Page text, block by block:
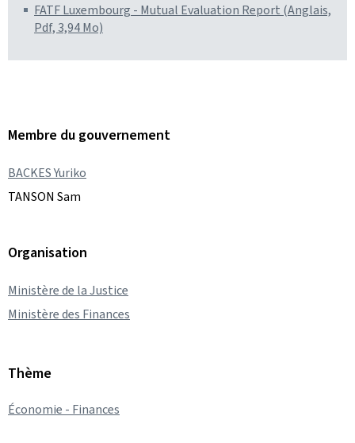
FATF Luxembourg - Mutual Evaluation Report (Anglais,
Pdf, 3,94 Mo)
Membre du gouvernement
BACKES Yuriko
TANSON Sam
Organisation
Ministère de la Justice
Ministère des Finances
Thème
Économie - Finances